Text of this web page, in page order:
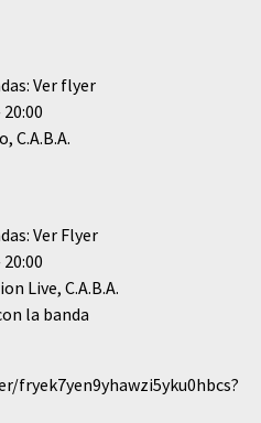
Ver flyer
20:00
C.A.B.A.
Ver Flyer
20:00
Live C.A.B.A.
la banda
fryek7yen9yhawzi5yku0hbcs?